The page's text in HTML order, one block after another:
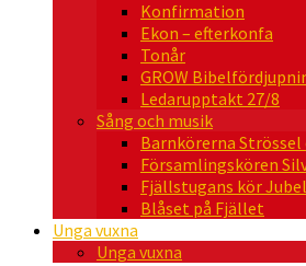
Konfirmation
Ekon – efterkonfa
Tonår
GROW
Ledarupptakt 27/8
Sång och musik
Barnkörerna Strössel
Församlingskören
Fjällstugans kör Jubel
Blåset på Fjället
Unga vuxna
Unga vuxna